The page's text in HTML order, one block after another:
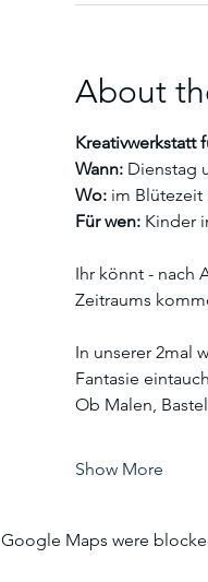
About
Kreativwerkstatt
Wann: Dienstag
Wo: im Blütezeit
Für wen: Kinder
Ihr könnt - nach
Zeitraums
In unserer 2mal
Fantasie
Ob Malen,
Show More
Google Maps were